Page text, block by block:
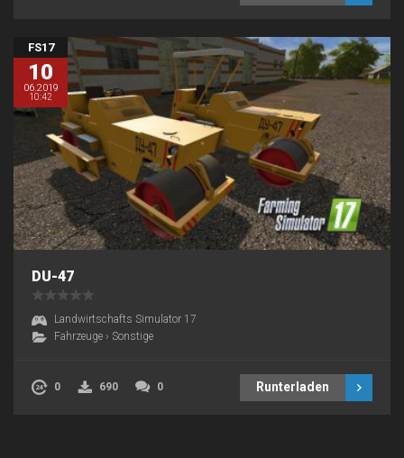
FS17
10
06.2019
10:42
DU-47
Landwirtschafts Simulator 17
Fahrzeuge › Sonstige
0 690 0 Runterladen